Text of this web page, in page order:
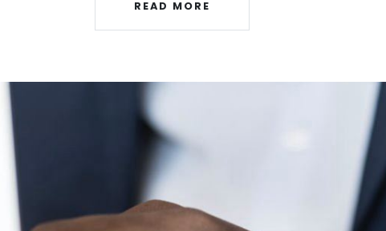
READ MORE